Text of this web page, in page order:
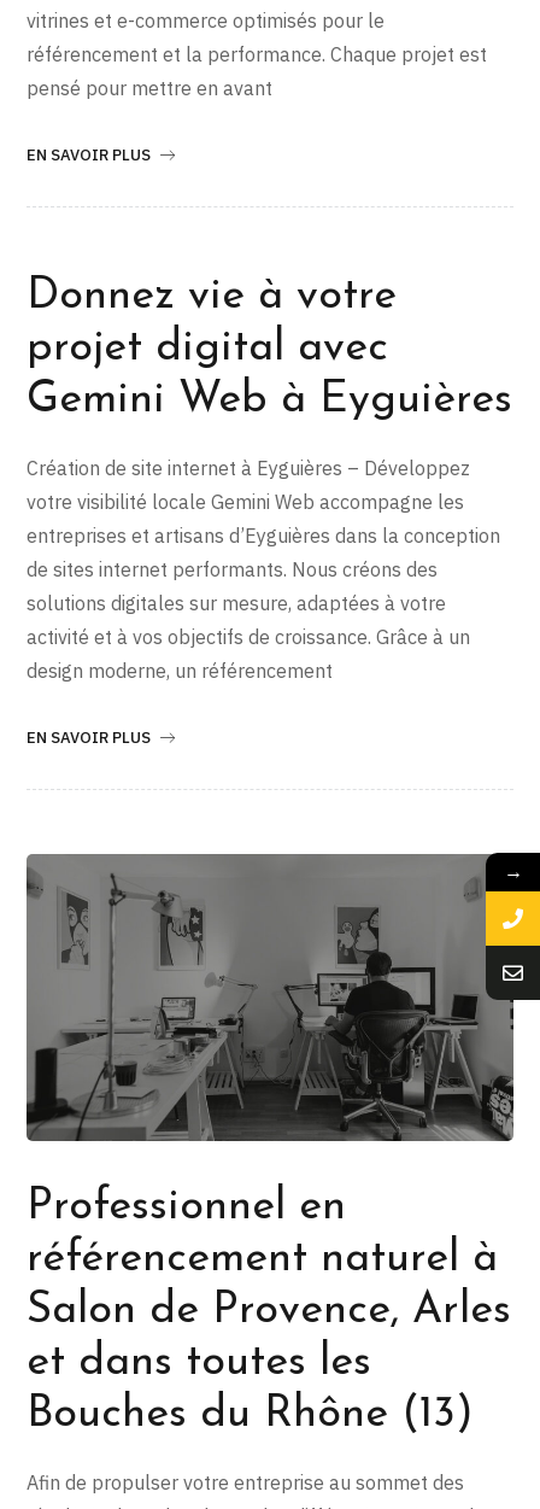
vitrines et e-commerce optimisés pour le
référencement et la performance. Chaque projet est
pensé pour mettre en avant
EN SAVOIR PLUS
Donnez vie à votre
projet digital avec
Gemini Web à Eyguières
Création de site internet à Eyguières – Développez
votre visibilité locale Gemini Web accompagne les
entreprises et artisans d’Eyguières dans la conception
de sites internet performants. Nous créons des
solutions digitales sur mesure, adaptées à votre
activité et à vos objectifs de croissance. Grâce à un
design moderne, un référencement
EN SAVOIR PLUS
Professionnel en
référencement naturel à
Salon de Provence, Arles
et dans toutes les
Bouches du Rhône (13)
Afin de propulser votre entreprise au sommet des
→